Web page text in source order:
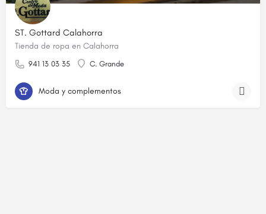
ST. Gottard Calahorra
Tienda de ropa en Calahorra
941 13 03 35 C. Grande
Moda y complementos